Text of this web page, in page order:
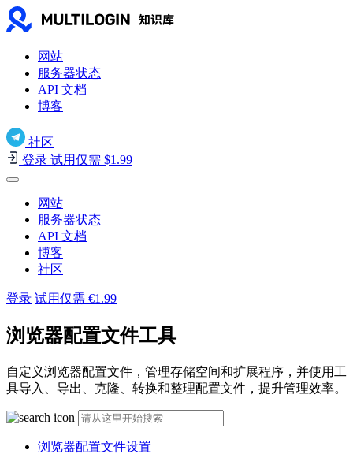
网站
服务器状态
API 文档
博客
社区
登录 试用仅需 $1.99
网站
服务器状态
API 文档
博客
社区
登录 试用仅需 €1.99
浏览器配置文件工具
自定义浏览器配置文件，管理存储空间和扩展程序，并使用工
具导入、导出、克隆、转换和整理配置文件，提升管理效率。
浏览器配置文件设置